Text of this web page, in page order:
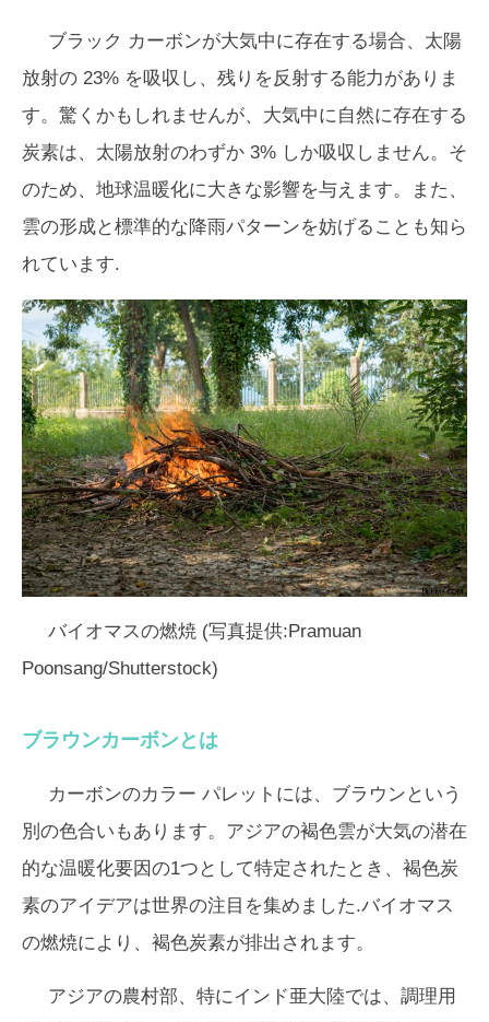
ブラック カーボンが大気中に存在する場合、太陽
放射の 23% を吸収し、残りを反射する能力がありま
す。驚くかもしれませんが、大気中に自然に存在する
炭素は、太陽放射のわずか 3% しか吸収しません。そ
のため、地球温暖化に大きな影響を与えます。また、
雲の形成と標準的な降雨パターンを妨げることも知ら
れています.
バイオマスの燃焼 (写真提供:Pramuan
Poonsang/Shutterstock)
ブラウンカーボンとは
カーボンのカラー パレットには、ブラウンという
別の色合いもあります。アジアの褐色雲が大気の潜在
的な温暖化要因の1つとして特定されたとき、褐色炭
素のアイデアは世界の注目を集めました.バイオマス
の燃焼により、褐色炭素が排出されます。
アジアの農村部、特にインド亜大陸では、調理用